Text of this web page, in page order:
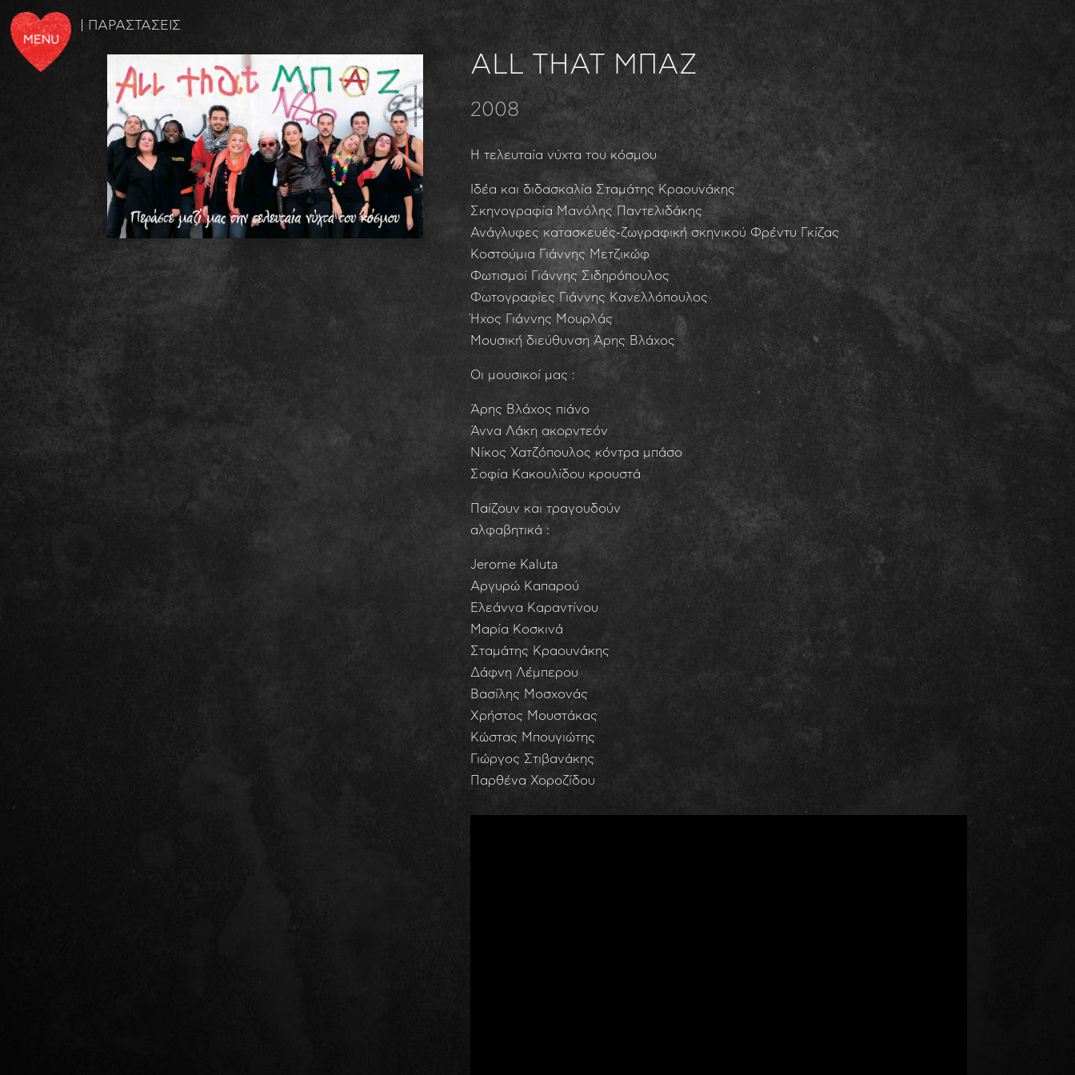
ALL THAT ΜΠΑΖ
2008
Η τελευταία νύχτα του κόσμου
Ιδέα και διδασκαλία Σταμάτης Κραουνάκης
Σκηνογραφία Μανόλης Παντελιδάκης
Ανάγλυφες κατασκευές-ζωγραφική σκηνικού Φρέντυ Γκίζας
Κοστούμια Γιάννης Μετζικώφ
Φωτισμοί Γιάννης Σιδηρόπουλος
Φωτογραφίες Γιάννης Κανελλόπουλος
Ήχος Γιάννης Μουρλάς
Μουσική διεύθυνση Άρης Βλάχος
Οι μουσικοί μας :
Άρης Βλάχος πιάνο
Άννα Λάκη ακορντεόν
Νίκος Χατζόπουλος κόντρα μπάσο
Σοφία Κακουλίδου κρουστά
Παίζουν και τραγουδούν
αλφαβητικά :
Jerome Kaluta
Αργυρώ Καπαρού
Ελεάννα Καραντίνου
Μαρία Κοσκινά
Σταμάτης Κραουνάκης
Δάφνη Λέμπερου
Βασίλης Μοσχονάς
Χρήστος Μουστάκας
Κώστας Μπουγιώτης
Γιώργος Στιβανάκης
Παρθένα Χοροζίδου
| ΠΑΡΑΣΤΑΣΕΙΣ